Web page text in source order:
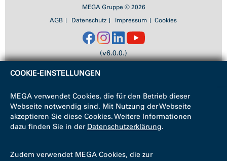
MEGA Gruppe © 2026
AGB
Datenschutz Impressum Cookies
(v6.0.0.)
COOKIE-EINSTELLUNGEN
MEGA verwendet Cookies, die für den Betrieb dieser
Webseite notwendig sind. Mit Nutzung der Webseite
akzeptieren Sie diese Cookies. Weitere Informationen
dazu finden Sie in der Datenschutzerklärung.
Zudem verwendet MEGA Cookies, die zur